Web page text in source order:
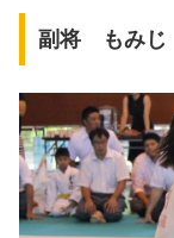
副将 もみじ